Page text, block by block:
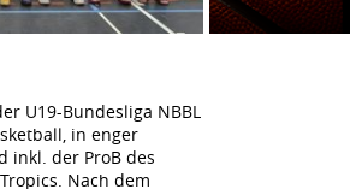
U19-Bundesliga NBBL
in enger
inkl. der ProB des
Nach dem